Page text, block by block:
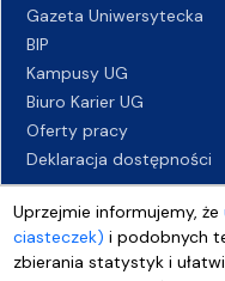
Uprzejmie informujemy, że
ciasteczek) i podobnych
zbierania statystyk i
Gazeta Uniwersytecka
BIP
Kampusy UG
Biuro Karier UG
Oferty pracy
Deklaracja dostępności